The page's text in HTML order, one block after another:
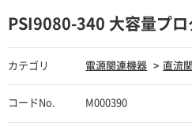
PSI9080-340 大容量プ
カテゴリ 電源関連機器 直流
コードNo. M000390